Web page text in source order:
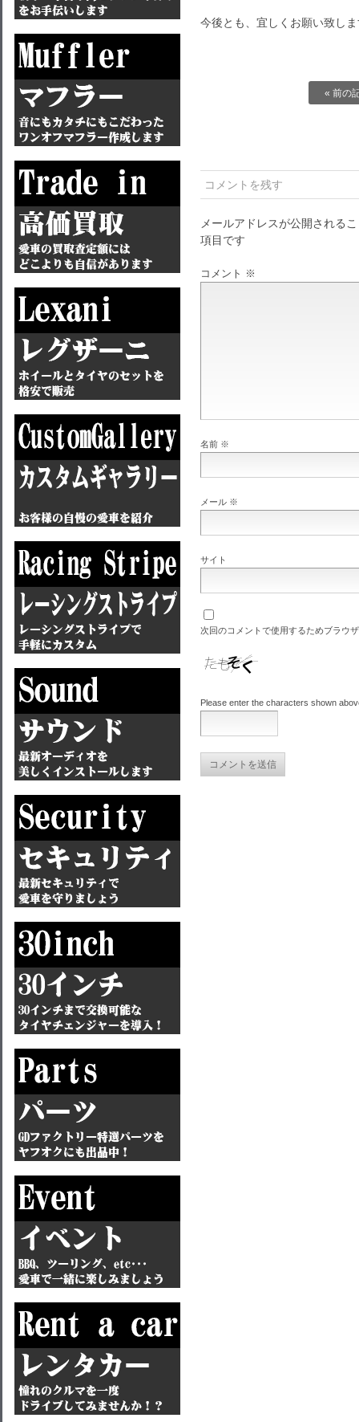
今後とも、宜しくお願い致し
« 前の
コメントを残す
メールアドレスが公開される
項目です
コメント ※
名前 ※
メール ※
サイト
次回のコメントで使用するためブラウ
Please enter the characters shown